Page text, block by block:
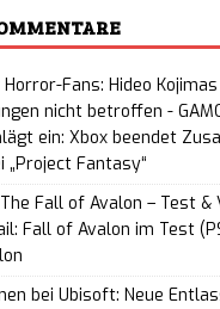
Fans: Hideo Kojimas
nicht betroffen -
ein: Xbox beendet
Fantasy“
Fall of Avalon – Test &
Fall of Avalon im Test
bei Ubisoft: Neue